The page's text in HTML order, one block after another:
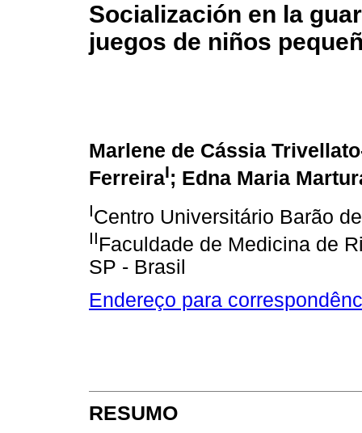
Socialización en la
juegos de niños
Marlene de Cássia
FerreiraI; Edna Maria
ICentro Universitário Barão
IIFaculdade de Medicina de
SP - Brasil
Endereço para
RESUMO